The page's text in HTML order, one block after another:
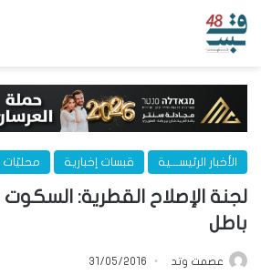
الأخبار الرئيســـية قبسات إخبارية محليّات
لجنة الإصلاح القطرية:
باطل
عصمت وتد 31/05/2016